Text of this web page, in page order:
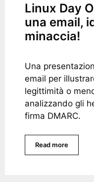
Linux Day
una email,
minaccia!
Una
email per
legittimità o
analizzando gli
firma DMARC.
Read more